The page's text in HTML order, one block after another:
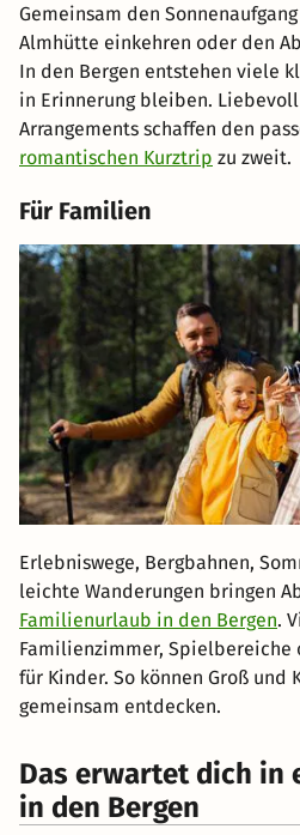
Gemeinsam den
Almhütte einkehren oder den
In den Bergen entstehen viele
in Erinnerung bleiben.
Arrangements schaffen den
romantischen Kurztrip zu zweit.
Für Familien
Erlebniswege, Bergbahnen,
leichte Wanderungen bringen
Familienurlaub in den Bergen.
Familienzimmer, Spielbereiche
für Kinder. So können Groß und
gemeinsam entdecken.
Das erwartet dich in
in den Bergen